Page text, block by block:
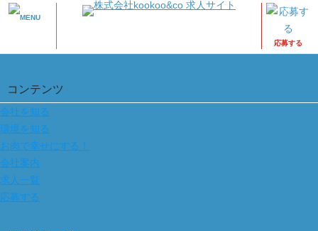
MENU
応募する
コンテンツ
会社を知る
環境を知る
お肉で幸せにする！
会社案内
求人一覧
応募する